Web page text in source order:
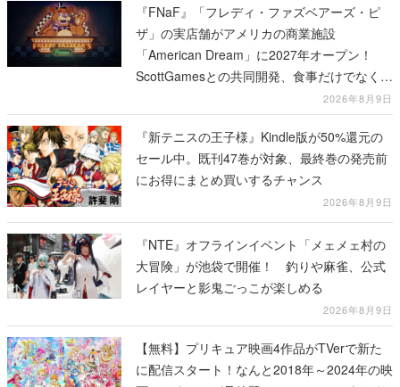
『FNaF』「フレディ・ファズベアーズ・ピ
ザ」の実店舗がアメリカの商業施設
「American Dream」に2027年オープン！
ScottGamesとの共同開発、食事だけでなくス
テージショーや没入型のホラー体験も楽しめ
る
2026年8月9日
『新テニスの王子様』Kindle版が50%還元の
セール中。既刊47巻が対象、最終巻の発売前
にお得にまとめ買いするチャンス
2026年8月9日
『NTE』オフラインイベント「メェメェ村の
大冒険」が池袋で開催！ 釣りや麻雀、公式
レイヤーと影鬼ごっこが楽しめる
2026年8月9日
【無料】プリキュア映画4作品がTVerで新た
に配信スタート！なんと2018年～2024年の映